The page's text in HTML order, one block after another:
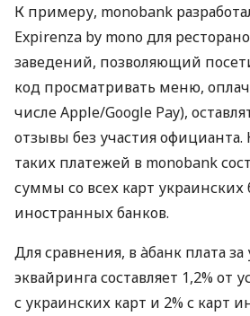
К примеру, monobank
Expirenza by mono для
заведений, позволяющий
код просматривать меню,
числе Apple/Google Pay),
отзывы без участия
таких платежей в monobank
суммы со всех карт украинских
иностранных банков.
Для сравнения, в àбанк плата за
эквайринга составляет 1,2%
с украинских карт и 2% с карт